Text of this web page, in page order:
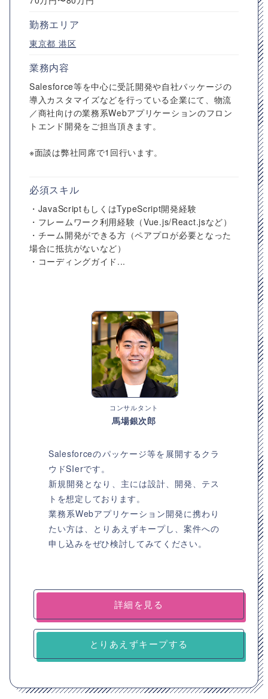
勤務エリア
東京都 港区
業務内容
Salesforce等を中心に受託開発や自社パッケージの
導入カスタマイズなどを行っている企業にて、物流
／商社向けの業務系Webアプリケーションのフロン
トエンド開発をご担当頂きます。
※面談は弊社同席で1回行います。
必須スキル
・JavaScriptもしくはTypeScript開発経験
・フレームワーク利用経験（Vue.js/React.jsなど）
・チーム開発ができる方（ペアプロが必要となった
場合に抵抗がないなど）
・コーディングガイド...
コンサルタント
馬場銀次郎
Salesforceのパッケージ等を展開するクラ
ウドSIerです。
新規開発となり、主には設計、開発、テス
トを想定しております。
業務系Webアプリケーション開発に携わり
たい方は、とりあえずキープし、案件への
申し込みをぜひ検討してみてください。
詳細を見る
とりあえずキープする